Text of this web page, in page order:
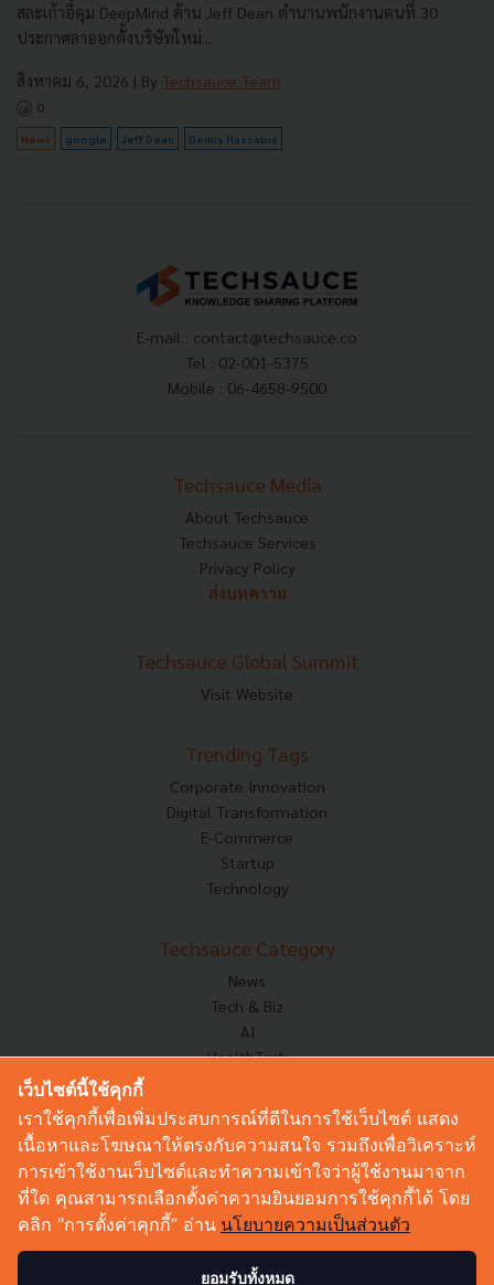
สละเก้าอี้คุม DeepMind ด้าน Jeff Dean ตำนานพนักงานคนที่ 30
ประกาศลาออกตั้งบริษัทใหม่...
สิงหาคม 6, 2026 | By Techsauce Team
0
News google Jeff Dean Demis Hassabis
E-mail : contact@techsauce.co
Tel : 02-001-5375
Mobile : 06-4658-9500
Techsauce Media
About Techsauce
Techsauce Services
Privacy Policy
ส่งบทความ
Techsauce Global Summit
Visit Website
Trending Tags
Corporate Innovation
Digital Transformation
E-Commerce
Startup
Technology
Techsauce Category
News
Tech & Biz
AI
HealthTech
Corp Innov
Saucy Thoughts
Based On
Sustainable
Videos
Podcast
เว็บไซต์นี้ใช้คุกกี้
เราใช้คุกกี้เพื่อเพิ่มประสบการณ์ที่ดีในการใช้เว็บไซต์ แสดง
เนื้อหาและโฆษณาให้ตรงกับความสนใจ รวมถึงเพื่อวิเคราะห์
การเข้าใช้งานเว็บไซต์และทำความเข้าใจว่าผู้ใช้งานมาจาก
ที่ใด คุณสามารถเลือกตั้งค่าความยินยอมการใช้คุกกี้ได้ โดย
คลิก “การตั้งค่าคุกกี้” อ่าน นโยบายความเป็นส่วนตัว
ยอมรับทั้งหมด